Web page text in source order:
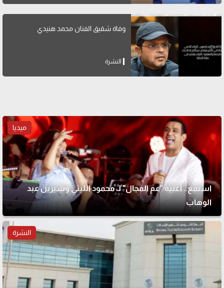
وفاة شقيق الفنان محمد هنيدي
النشرة
ميديا
استمع.. أغنية "عم المجال" لـ محمود الليثي وشيرين عبد
الوهاب
النشرة